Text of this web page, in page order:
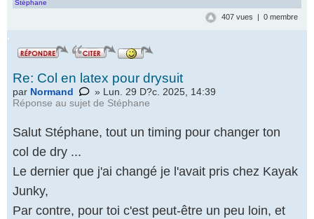
Stéphane
407 vues | 0 membre
.
Re: Col en latex pour drysuit
par Normand
» Lun. 29 D?c. 2025, 14:39
Réponse au sujet de Stéphane
Salut Stéphane, tout un timing pour changer ton
col de dry ...
Le dernier que j'ai changé je l'avait pris chez Kayak
Junky,
Par contre, pour toi c'est peut-être un peu loin, et